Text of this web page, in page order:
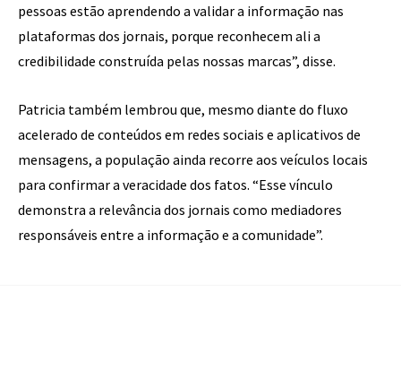
pessoas estão aprendendo a validar a informação nas
plataformas dos jornais, porque reconhecem ali a
credibilidade construída pelas nossas marcas”, disse.
Patricia também lembrou que, mesmo diante do fluxo
acelerado de conteúdos em redes sociais e aplicativos de
mensagens, a população ainda recorre aos veículos locais
para confirmar a veracidade dos fatos. “Esse vínculo
demonstra a relevância dos jornais como mediadores
responsáveis entre a informação e a comunidade”.